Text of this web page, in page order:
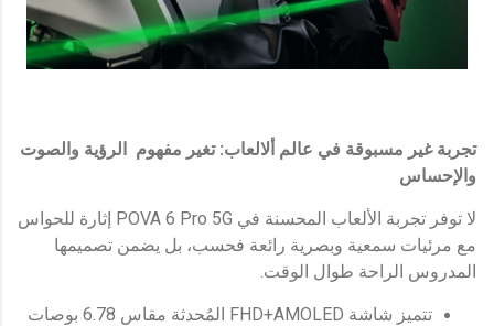
تجربة غير مسبوقة في عالم ألالعاب: تغير مفهوم الرؤية والصوت
والإحساس
لا توفر تجربة الألعاب المحسنة في POVA 6 Pro 5G إثارة للحواس
مع مرئيات سمعية وبصرية رائعة فحسب، بل يضمن تصميمها
المدروس الراحة طوال الوقت.
تتميز شاشة FHD+AMOLED المُحدثة مقاس 6.78 بوصات